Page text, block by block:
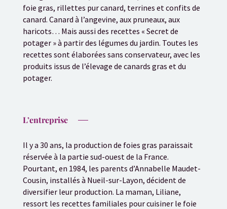
foie gras, rillettes pur canard, terrines et confits de
canard. Canard à l’angevine, aux pruneaux, aux
haricots… Mais aussi des recettes « Secret de
potager » à partir des légumes du jardin. Toutes les
recettes sont élaborées sans conservateur, avec les
produits issus de l’élevage de canards gras et du
potager.
L’entreprise
Il y a 30 ans, la production de foies gras paraissait
réservée à la partie sud-ouest de la France.
Pourtant, en 1984, les parents d’Annabelle Maudet-
Cousin, installés à Nueil-sur-Layon, décident de
diversifier leur production. La maman, Liliane,
ressort les recettes familiales pour cuisiner le foie